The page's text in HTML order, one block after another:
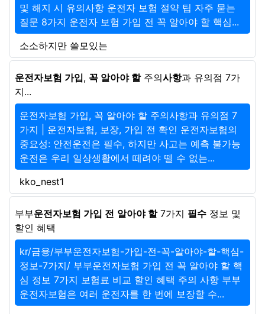
및 해지 시 유의사항 운전자 보험 절약 팁 자주 묻는
질문 8가지 운전자 보험 가입 전 꼭 알아야 할 핵심...
소소하지만 쓸모있는
운전자보험 가입, 꼭 알아야 할주의사항과 유의점 7가
지...
운전자보험 가입, 꼭 알아야 할 주의사항과 유의점 7
가지 | 운전자보험, 보장, 가입 전 확인 운전자보험의
중요성: 안전운전은 필수, 하지만 사고는 예측 불가능
운전은 우리 일상생활에서 떼려야 뗄 수 없는...
kko_nest1
부부운전자보험 가입 전 알아야 할7가지 필수 정보 및
할인 혜택
kr/금융/부부운전자보험-가입-전-꼭-알아야-할-핵심-
정보-7가지/ 부부운전자보험 가입 전 꼭 알아야 할 핵
심 정보 7가지 보험료 비교 할인 혜택 주의 사항 부부
운전자보험은 여러 운전자를 한 번에 보장할 수...